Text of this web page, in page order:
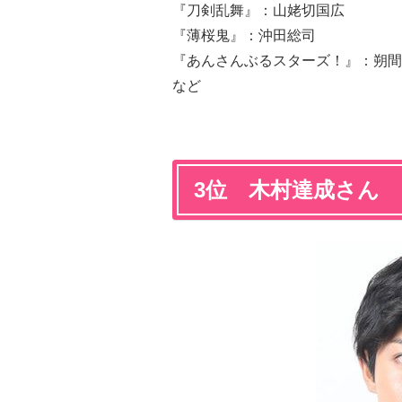
『刀剣乱舞』：山姥切国広
『薄桜鬼』：沖田総司
『あんさんぶるスターズ！』：朔
など
3位 木村達成さん